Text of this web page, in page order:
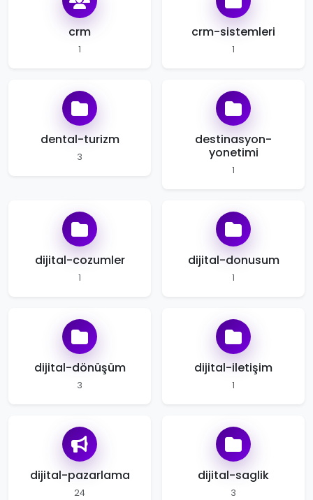
crm
1
crm-sistemleri
1
dental-turizm
3
destinasyon-
yonetimi
1
dijital-cozumler
1
dijital-donusum
1
dijital-dönüşüm
3
dijital-iletişim
1
dijital-pazarlama
24
dijital-saglik
3